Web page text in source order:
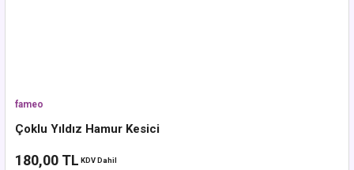
fameo
Çoklu Yıldız Hamur Kesici
180,00 TL KDV Dahil